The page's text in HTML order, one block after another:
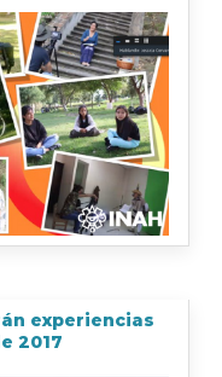
experiencias
2017